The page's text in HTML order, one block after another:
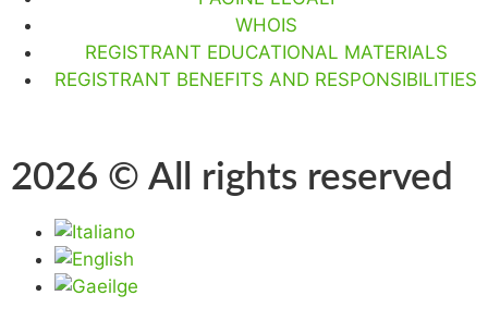
WHOIS
REGISTRANT EDUCATIONAL MATERIALS
REGISTRANT BENEFITS AND RESPONSIBILITIES
2026 © All rights reserved